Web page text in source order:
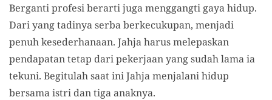
Berganti profesi berarti juga menggangti gaya hidup.
Dari yang tadinya serba berkecukupan, menjadi
penuh kesederhanaan. Jahja harus melepaskan
pendapatan tetap dari pekerjaan yang sudah lama ia
tekuni. Begitulah saat ini Jahja menjalani hidup
bersama istri dan tiga anaknya.